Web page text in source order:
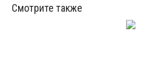
Смотрите также